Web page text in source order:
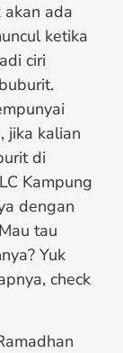
ada
ketika
ciri
jika kalian
di
Kampung
dengan
tau
Yuk
check